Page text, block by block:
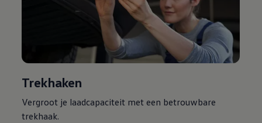
Trekhaken
Vergroot je laadcapaciteit met een betrouwbare
trekhaak.